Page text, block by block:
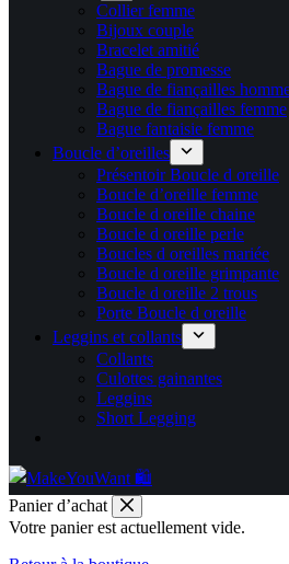
Collier femme
Bijoux couple
Bracelet amitié
Bague de promesse
Bague de fiançailles
Bague de fiançailles femme
Bague fantaisie femme
Boucle d’oreilles
Présentoir Boucle d oreille
Boucle d’oreille femme
Boucle d oreille chaine
Boucle d oreille perle
Boucles d oreilles mariée
Boucle d oreille grimpante
Boucle d oreille 2 trous
Porte Boucle d oreille
Leggins et collants
Collants
Culottes gainantes
Leggins
Short Legging
Panier d’achat
Votre panier est actuellement vide.